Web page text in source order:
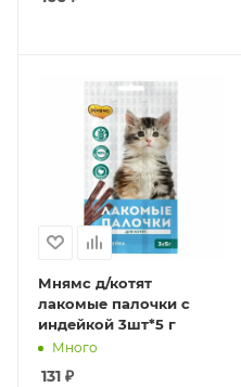
Мнямс д/котят
лакомые палочки с
индейкой 3шт*5 г
Много
131 ₽